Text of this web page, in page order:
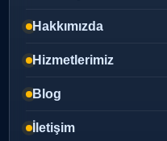
Hakkımızda
Hizmetlerimiz
Blog
İletişim